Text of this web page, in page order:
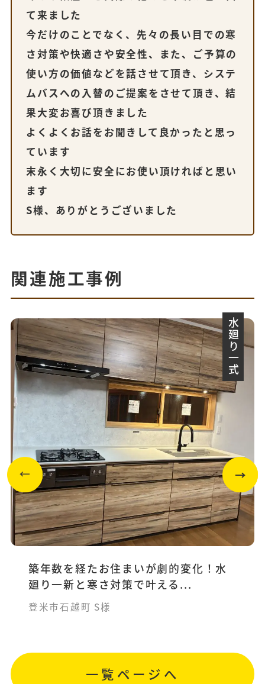
て来ました
今だけのことでなく、先々の長い目での寒
さ対策や快適さや安全性、また、ご予算の
使い方の価値などを話させて頂き、システ
ムバスへの入替のご提案をさせて頂き、結
果大変お喜び頂きました
よくよくお話をお聞きして良かったと思っ
ています
末永く大切に安全にお使い頂ければと思い
ます
S様、ありがとうございました
関連施工事例
水廻り一式
築年数を経たお住まいが劇的変化！水
廻り一新と寒さ対策で叶える...
登米市石越町 S様
一覧ページへ